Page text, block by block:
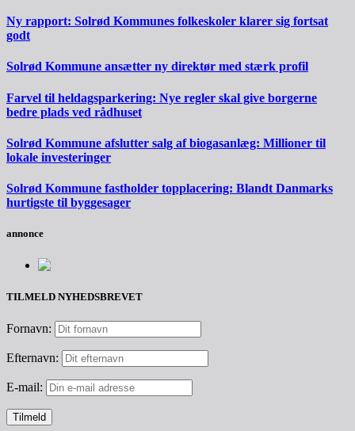
Ny rapport: Solrød Kommunes folkeskoler klarer sig fortsat
godt
Solrød Kommune ansætter ny direktør med stærk profil
Farvel til heldagsparkering: Nye regler skal give borgerne
bedre plads ved rådhuset
Solrød Kommune afslutter salg af biogasanlæg: Millioner til
lokale investeringer
Solrød Kommune fastholder topplacering: Blandt Danmarks
hurtigste til byggesager
annonce
TILMELD NYHEDSBREVET
Fornavn:
Efternavn:
E-mail: